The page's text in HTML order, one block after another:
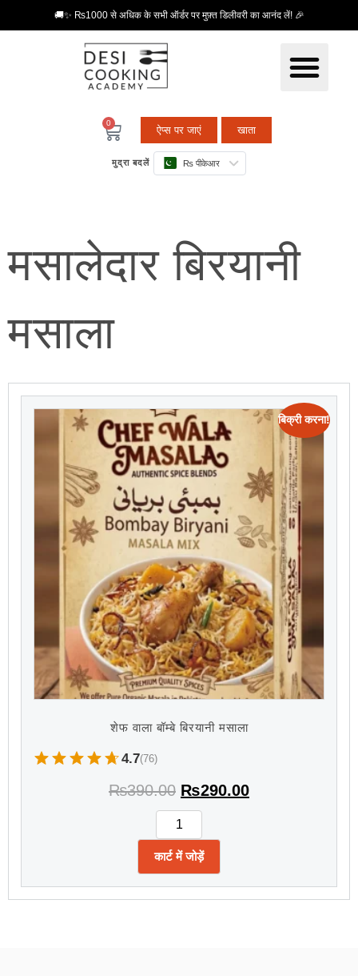
🚚✨ ₨1000 से अधिक के सभी ऑर्डर पर मुफ़्त डिलीवरी का आनंद लें! 🎉
0
ऐप्स पर जाएं खाता
मुद्रा बदलें ₨ पीकेआर
मसालेदार बिरयानी
मसाला
बिक्री करना!
शेफ वाला बॉम्बे बिरयानी मसाला
4.7(76)
₨390.00 ₨290.00
कार्ट में जोड़ें